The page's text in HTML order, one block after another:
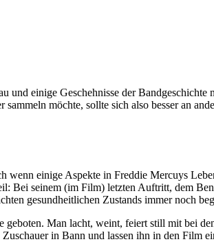
und einige Geschehnisse der
möchte, sollte sich also besser an
wenn einige Aspekte in Freddie Mercuys
Bei seinem (im Film) letzten Auftritt, dem
gesundheitlichen Zustands immer noch
Man lacht, weint, feiert still mit bei
in Bann und lassen ihn in den Film